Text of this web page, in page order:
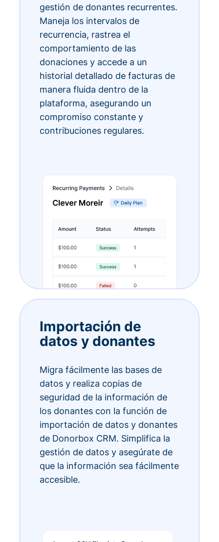
gestión de donantes recurrentes.
Maneja los intervalos de
recurrencia, rastrea el
comportamiento de las
donaciones y accede a un
historial detallado de facturas de
manera fluida dentro de la
plataforma, asegurando un
compromiso constante y
contribuciones regulares.
Importación de
datos y donantes
Migra fácilmente las bases de
datos y realiza copias de
seguridad de la información de
los donantes con la función de
importación de datos y donantes
de Donorbox CRM. Simplifica la
gestión de datos y asegúrate de
que la información sea fácilmente
accesible.